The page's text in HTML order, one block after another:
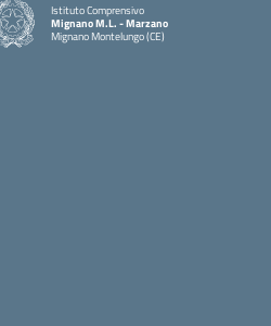
Istituto Comprensivo
Mignano M.L. - Marzano
Mignano Montelungo (CE)
— Visita la pagina iniziale della scuola